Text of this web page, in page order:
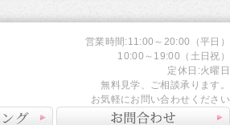
営業時間:11:00～20:00（平日）
10:00～19:00（土日祝）
定休日:火曜日
無料見学、ご相談承ります。
お気軽にお問い合わせください